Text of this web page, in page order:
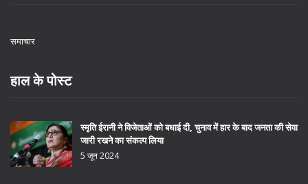
समाचार
हाल के पोस्ट
स्मृति ईरानी ने विजेताओं को बधाई दी, चुनाव में हार के बाद जनता की सेवा
जारी रखने का संकल्प लिया
5 जून 2024